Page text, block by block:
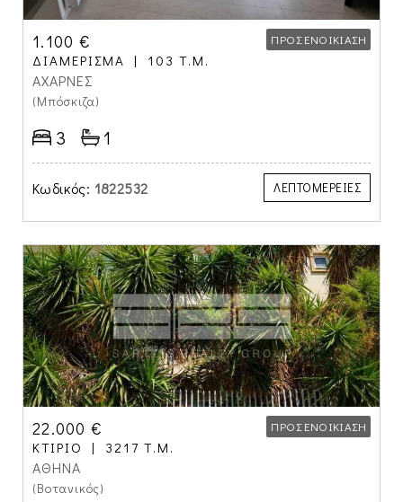
1.100 € ΠΡΟΣ ΕΝΟΙΚΊΑΣΗ
ΔΙΑΜΈΡΙΣΜΑ 103 Τ.Μ.
ΑΧΑΡΝΕΣ
(Μπόσκιζα)
3 1
Κωδικός: 1822532 ΛΕΠΤΟΜΕΡΕΙΕΣ
22.000 € ΠΡΟΣ ΕΝΟΙΚΊΑΣΗ
ΚΤΊΡΙΟ 3217 Τ.Μ.
ΑΘΗΝΑ
(Βοτανικός)